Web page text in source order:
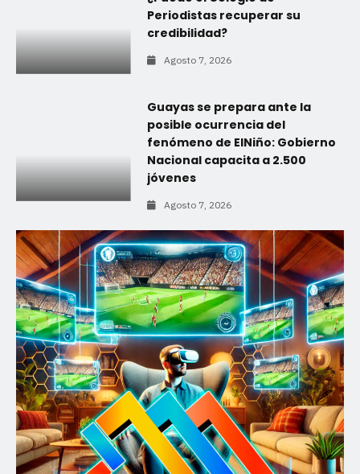
Periodistas recuperar su
credibilidad?
Agosto 7, 2026
Guayas se prepara ante la
posible ocurrencia del
fenómeno de ElNiño: Gobierno
Nacional capacita a 2.500
jóvenes
Agosto 7, 2026